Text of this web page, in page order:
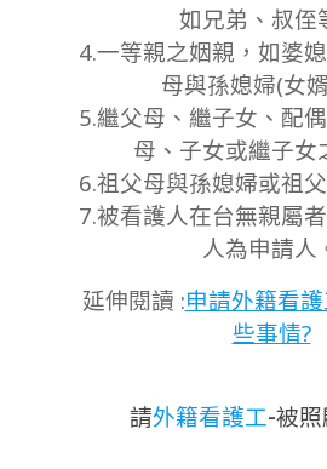
如兄弟、叔侄
4.一等親之姻親，如婆
母與孫媳婦(女
5.繼父母、繼子女、配
母、子女或繼子女
6.祖父母與孫媳婦或祖
7.被看護人在台無親屬
人為申請人
延伸閱讀 :申請外籍看
些事情?
請外籍看護工-被